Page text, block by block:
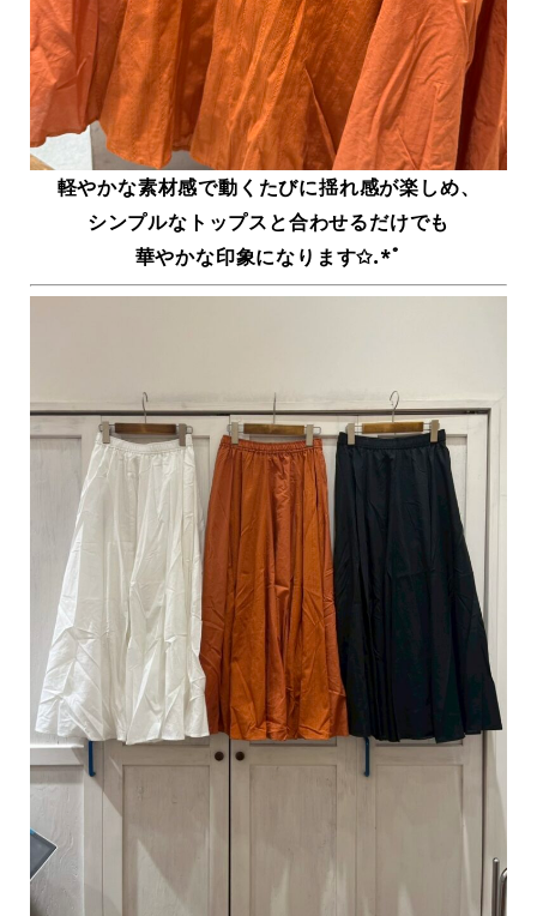
軽やかな素材感で動くたびに揺れ感が楽しめ、
シンプルなトップスと合わせるだけでも
華やかな印象になります✩.*ﾟ